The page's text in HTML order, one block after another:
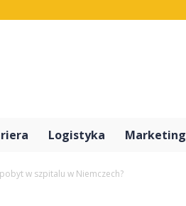
Logistyka Marketing
w szpitalu w Niemczech?